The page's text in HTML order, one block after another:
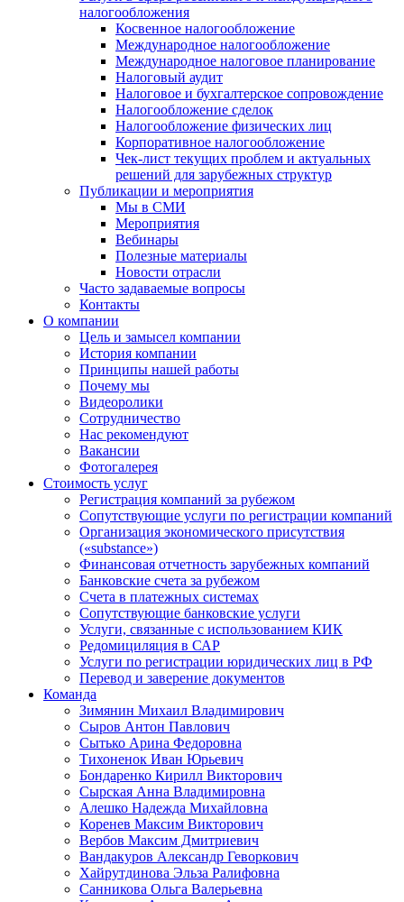
налогообложения
Косвенное налогообложение
Международное налогообложение
Международное налоговое планирование
Налоговый аудит
Налоговое и бухгалтерское сопровождение
Налогообложение сделок
Налогообложение физических лиц
Корпоративное налогообложение
Чек-лист текущих проблем и актуальных
решений для зарубежных структур
Публикации и мероприятия
Мы в СМИ
Мероприятия
Вебинары
Полезные материалы
Новости отрасли
Часто задаваемые вопросы
Контакты
О компании
Цель и замысел компании
История компании
Принципы нашей работы
Почему мы
Видеоролики
Сотрудничество
Нас рекомендуют
Вакансии
Фотогалерея
Стоимость услуг
Регистрация компаний за рубежом
Сопутствующие услуги по регистрации компаний
Организация экономического присутствия
(«substance»)
Финансовая отчетность зарубежных компаний
Банковские счета за рубежом
Счета в платежных системах
Сопутствующие банковские услуги
Услуги, связанные с использованием КИК
Редомициляция в САР
Услуги по регистрации юридических лиц в РФ
Перевод и заверение документов
Команда
Зимянин Михаил Владимирович
Сыров Антон Павлович
Сытько Арина Федоровна
Тихоненок Иван Юрьевич
Бондаренко Кирилл Викторович
Сырская Анна Владимировна
Алешко Надежда Михайловна
Коренев Максим Викторович
Вербов Максим Дмитриевич
Вандакуров Александр Геворкович
Хайрутдинова Эльза Ралифовна
Санникова Ольга Валерьевна